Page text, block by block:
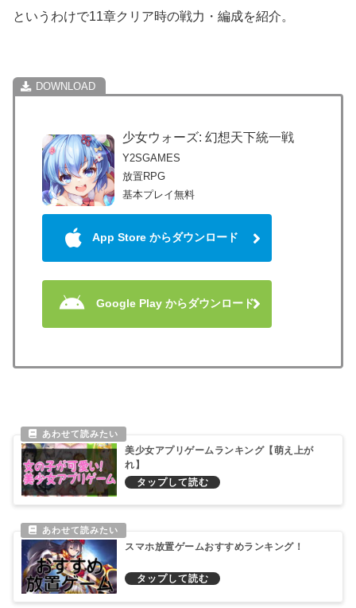
というわけで11章クリア時の戦力・編成を紹介。
少女ウォーズ: 幻想天下統一戦
Y2SGAMES
放置RPG
基本プレイ無料
App Store からダウンロード
Google Play からダウンロード
美少女アプリゲームランキング【萌え上が
れ】
スマホ放置ゲームおすすめランキング！